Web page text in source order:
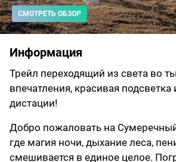
СМОТРЕТЬ ОБЗОР
Информация
Трейл переходящий из света во
впечатления, красивая
дистации!
Добро пожаловать на
где магия ночи, дыхание леса,
смешивается в единое целое.